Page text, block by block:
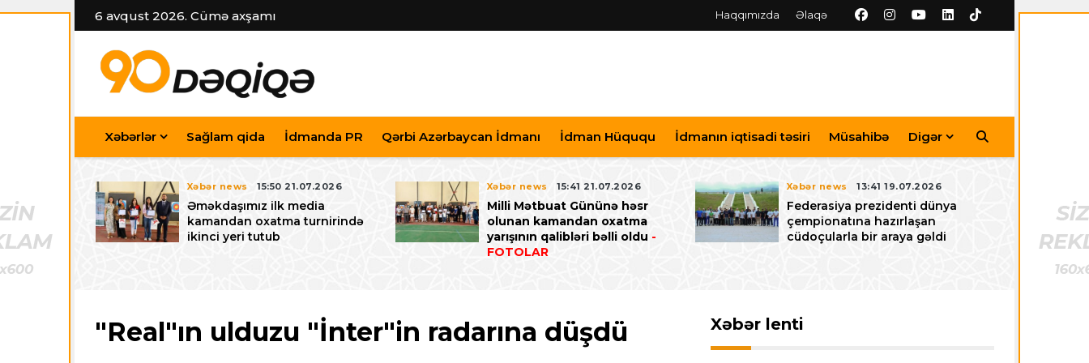
6 avqust 2026. Cümə axşamı Haqqımızda Əlaqə
Xəbərlər Sağlam qida İdmanda PR Qərbi Azərbaycan İdmanı İdman Hüququ İdmanın iqtisadi təsiri Müsahibə Digər
U-15
festivalı ilə
Xəbər news 15:50 21.07.2026
Əməkdaşımız ilk media
kamandan oxatma turnirində
ikinci yeri tutub
Xəbər news 15:41 21.07.2026
Milli Mətbuat Gününə həsr
olunan kamandan oxatma
yarışının qalibləri bəlli oldu -
FOTOLAR
Xəbər news 13:41 19.07.2026
Federasiya prezidenti dünya
çempionatına hazırlaşan
cüdoçularla bir araya gəldi
"Real"ın ulduzu "İnter"in radarına düşdü Xəbər lenti